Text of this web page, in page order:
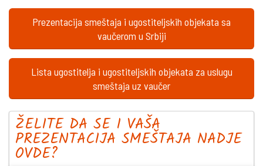
Prezentacija smeštaja i ugostiteljskih objekata sa
vaučerom u Srbiji
Lista ugostitelja i ugostiteljskih objekata za uslugu
smeštaja uz vaučer
ŽELITE DA SE I VAŠA
PREZENTACIJA SMEŠTAJA NADJE
OVDE?